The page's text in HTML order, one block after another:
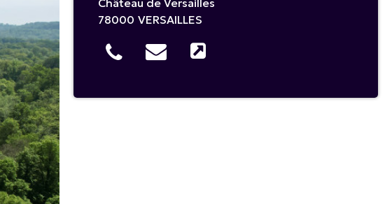
78000 VERSAILLES